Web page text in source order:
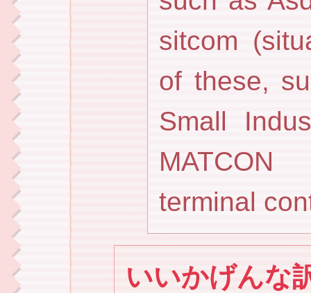
sitcom
of these,
Small
terminal
いいかげんな